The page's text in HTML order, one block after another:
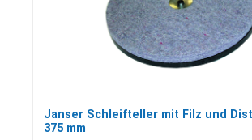
Janser Schleifteller mit Filz und
375 mm